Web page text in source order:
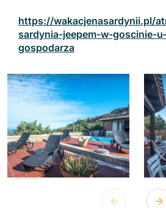
https://wakacjenasardynii.pl/
sardynia-jeepem-w-goscinie-
gospodarza